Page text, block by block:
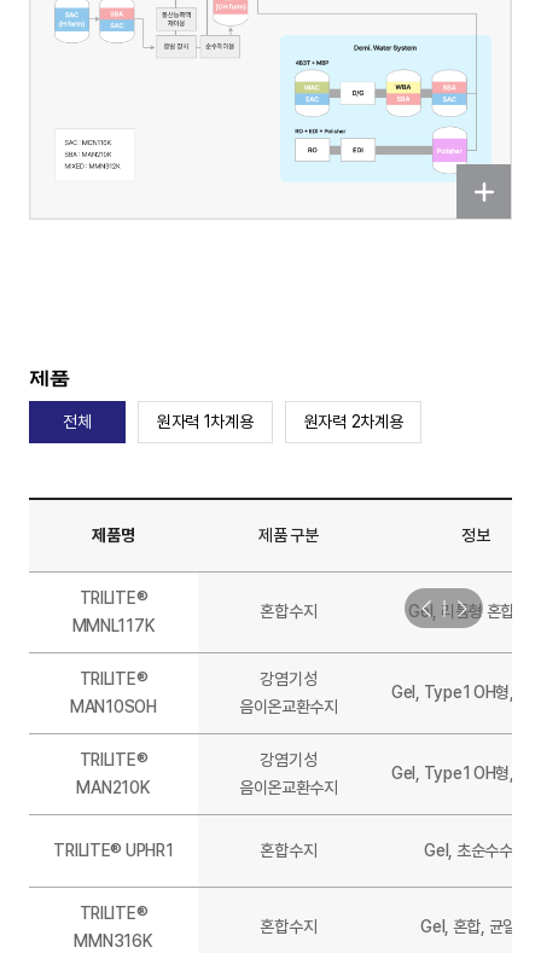
제품
전체 원자력 1차계용 원자력 2차계용
제품명 제품 구분 정보
TRILITE®
MMNL117K
혼합수지 Gel, 리튬형 혼합수
TRILITE®
MAN10SOH
강염기성
음이온교환수지
Gel, Type1 OH형, 균
TRILITE®
MAN210K
강염기성
음이온교환수지
Gel, Type1 OH형, 균
TRILITE® UPHR1 혼합수지 Gel, 초순수수지
TRILITE®
MMN316K
혼합수지 Gel, 혼합, 균일계